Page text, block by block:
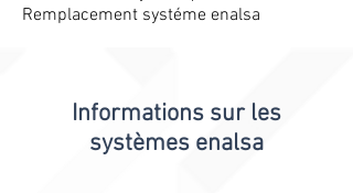
Remplacement systéme enalsa
Informations sur les
systèmes enalsa